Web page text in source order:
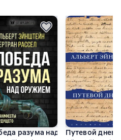
разума над оружием.
Путевой